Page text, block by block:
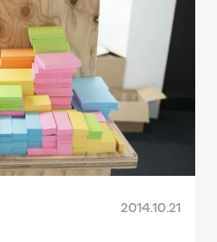
2014.10.21